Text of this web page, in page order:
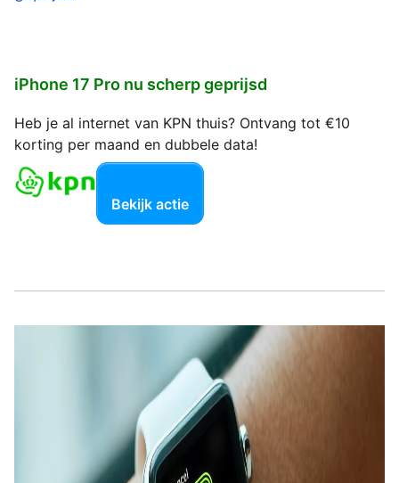
iPhone 17 Pro nu scherp geprijsd
Heb je al internet van KPN thuis? Ontvang tot €10
korting per maand en dubbele data!
Bekijk actie